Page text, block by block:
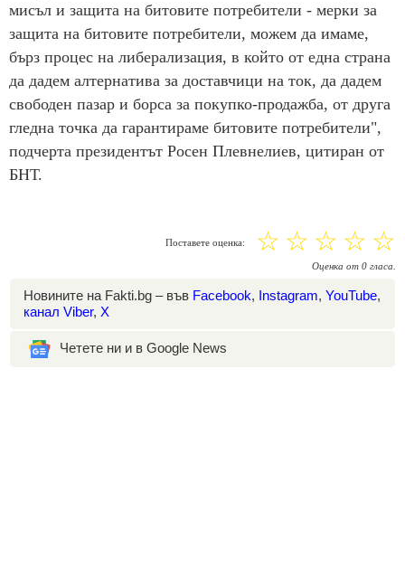
мисъл и защита на битовите потребители - мерки за
защита на битовите потребители, можем да имаме,
бърз процес на либерализация, в който от една страна
да дадем алтернатива за доставчици на ток, да дадем
свободен пазар и борса за покупко-продажба, от друга
гледна точка да гарантираме битовите потребители",
подчерта президентът Росен Плевнелиев, цитиран от
БНТ.
Поставете оценка: ☆
☆
☆
☆
☆
Оценка от 0 гласа.
Новините на Fakti.bg – във Facebook, Instagram, YouTube,
канал Viber, X
Четете ни и в Google News